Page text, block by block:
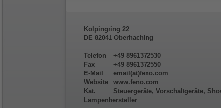
Kolpingring 22
DE 82041 Oberhaching
Telefon
+49 8961372530
Fax
+49 8961372550
E-Mail
email(at)feno.com
Website
www.feno.com
Kat.
Steuergeräte, Vorschaltgeräte,
Lampenhersteller